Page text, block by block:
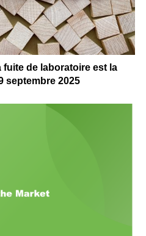
fuite de laboratoire est la
septembre 2025